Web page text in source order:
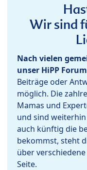
Wir sind
Nach vielen
unser HiPP
Beiträge oder
möglich. Die
Mamas und
und sind
auch künftig die
bekommst, steht
über
Seite.